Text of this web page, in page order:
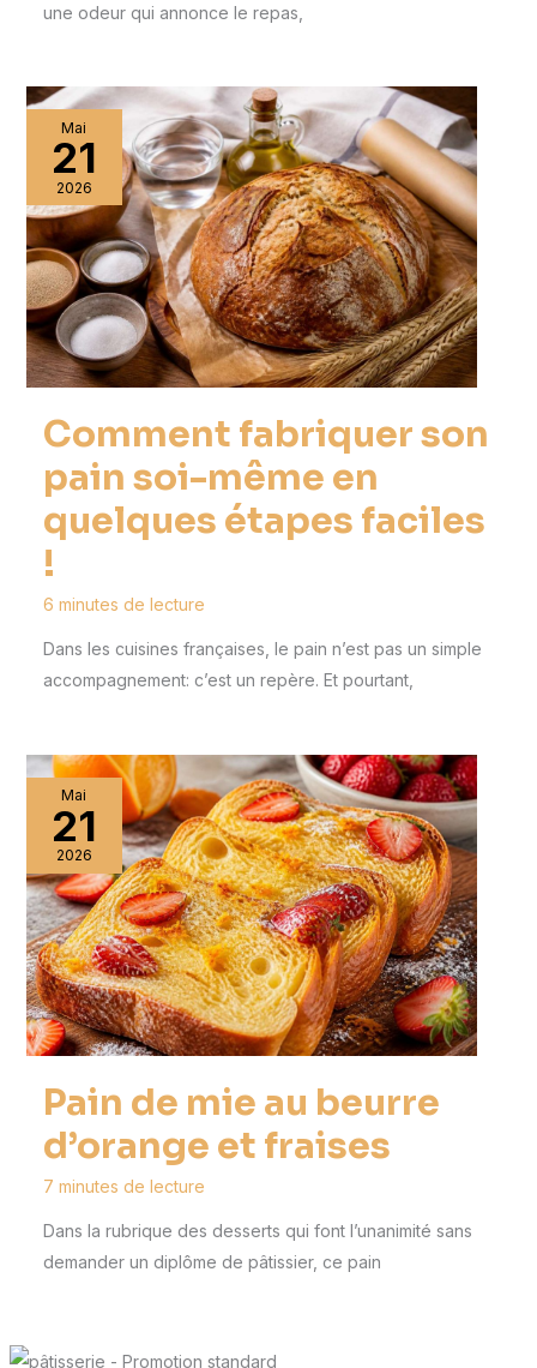
une odeur qui annonce le repas,
Mai
21
2026
Comment fabriquer son
pain soi-même en
quelques étapes faciles
!
6 minutes de lecture
Dans les cuisines françaises, le pain n’est pas un simple
accompagnement: c’est un repère. Et pourtant,
Mai
21
2026
Pain de mie au beurre
d’orange et fraises
7 minutes de lecture
Dans la rubrique des desserts qui font l’unanimité sans
demander un diplôme de pâtissier, ce pain